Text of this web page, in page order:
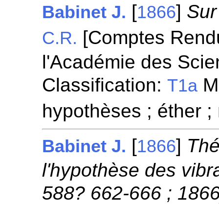
Babinet J. [1866]
C.R. [Comptes
l'Académie des
Classification:T1a
hypothèses ; éther
Babinet J. [1866]
l'hypothèse des
588? 662-666 ;